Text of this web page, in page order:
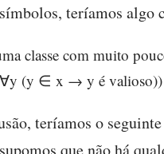
teríamos algo
classe com muito
(y ∈ x → y é valioso))
teríamos o seguinte
que não há